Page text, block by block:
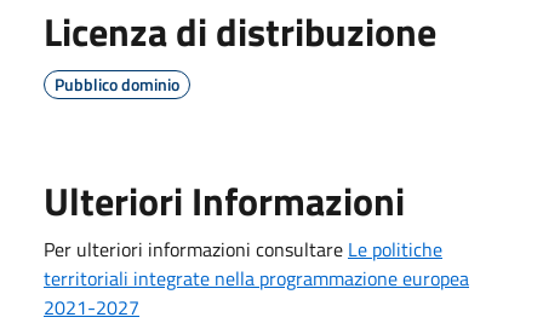
Licenza di distribuzione
Pubblico dominio
Ulteriori Informazioni
Per ulteriori informazioni consultare Le politiche
territoriali integrate nella programmazione europea
2021-2027